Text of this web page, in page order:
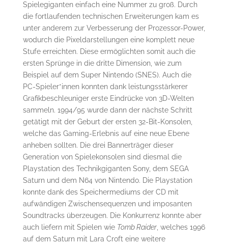
Spielegiganten einfach eine Nummer zu groß. Durch
die fortlaufenden technischen Erweiterungen kam es
unter anderem zur Verbesserung der Prozessor-Power,
wodurch die Pixeldarstellungen eine komplett neue
Stufe erreichten. Diese ermöglichten somit auch die
ersten Sprünge in die dritte Dimension, wie zum
Beispiel auf dem Super Nintendo (SNES). Auch die
PC-Spieler*innen konnten dank leistungsstärkerer
Grafikbeschleuniger erste Eindrücke von 3D-Welten
sammeln. 1994/95 wurde dann der nächste Schritt
getätigt mit der Geburt der ersten 32-Bit-Konsolen,
welche das Gaming-Erlebnis auf eine neue Ebene
anheben sollten. Die drei Bannerträger dieser
Generation von Spielekonsolen sind diesmal die
Playstation des Technikgiganten Sony, dem SEGA
Saturn und dem N64 von Nintendo. Die Playstation
konnte dank des Speichermediums der CD mit
aufwändigen Zwischensequenzen und imposanten
Soundtracks überzeugen. Die Konkurrenz konnte aber
auch liefern mit Spielen wie Tomb Raider, welches 1996
auf dem Saturn mit Lara Croft eine weitere